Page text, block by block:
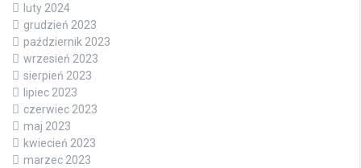
luty 2024
grudzień 2023
październik 2023
wrzesień 2023
sierpień 2023
lipiec 2023
czerwiec 2023
maj 2023
kwiecień 2023
marzec 2023